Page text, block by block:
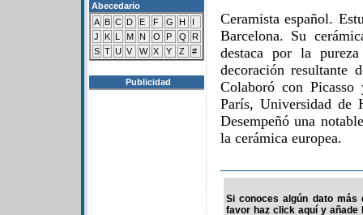
Abecedario
A B C D E F G H
I
J
K L M N O P Q
R
S T U V W X Y Z #
Publicidad
Ceramista español.
Barcelona. Su
destaca por la
decoración resultante
Colaboró con
París, Universidad de
Desempeñó una
la cerámica europea.
Si conoces algún dato
favor haz click aquí y